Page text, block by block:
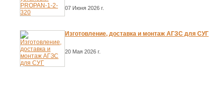
07 Июня 2026 г.
Изготовление, доставка и монтаж АГЗС для СУГ
20 Мая 2026 г.